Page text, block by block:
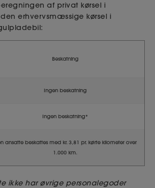
af privat kørsel i
erhvervsmæssige kørsel i
Beskatning
Ingen beskatning
Ingen beskatning*
ansatte beskattes med kr. 3,81 pr. kørte kilometer over
1.000 km.
ikke har øvrige personalegoder